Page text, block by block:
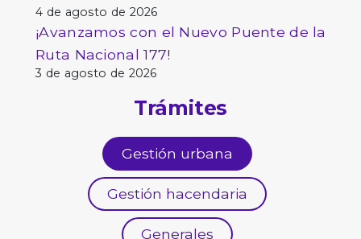
4 de agosto de 2026
¡Avanzamos con el Nuevo Puente de la
Ruta Nacional 177!
3 de agosto de 2026
Trámites
Gestión urbana
Gestión hacendaria
Generales